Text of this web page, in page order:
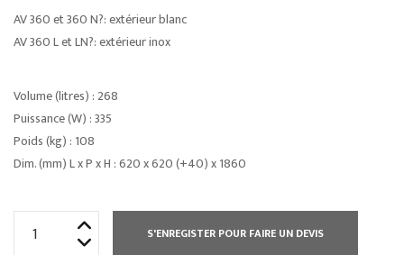
AV 360 et 360 N?: extérieur blanc
AV 360 L et LN?: extérieur inox
Volume (litres) : 268
Puissance (W) : 335
Poids (kg) : 108
Dim. (mm) L x P x H : 620 x 620 (+40) x 1860
S'ENREGISTER POUR FAIRE UN DEVIS